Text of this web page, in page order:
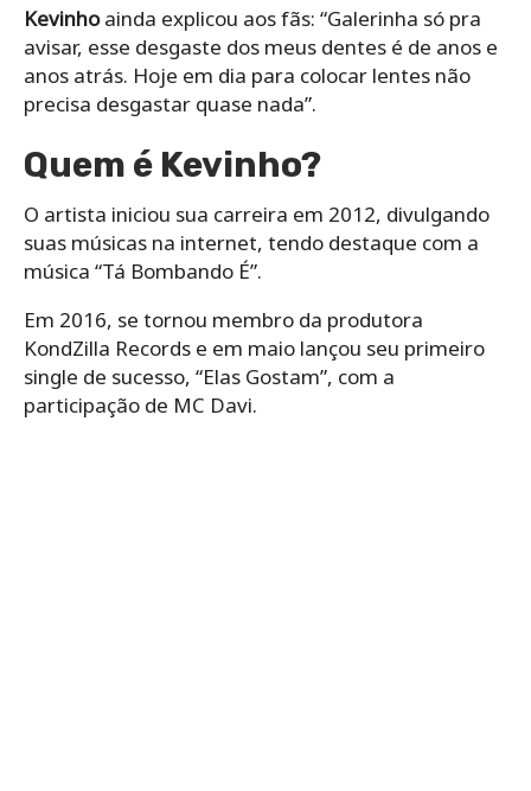
Kevinhoainda explicou aos fãs: “Galerinha só pra
avisar, esse desgaste dos meus dentes é de anos e
anos atrás. Hoje em dia para colocar lentes não
precisa desgastar quase nada”.
Quem é Kevinho?
O artista iniciou sua carreira em 2012, divulgando
suas músicas na internet, tendo destaque com a
música “Tá Bombando É”.
Em 2016, se tornou membro da produtora
KondZilla Records e em maio lançou seu primeiro
single de sucesso, “Elas Gostam”, com a
participação de MC Davi.